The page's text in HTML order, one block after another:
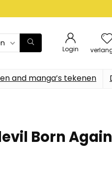
Login
and manga’s tekenen
Born